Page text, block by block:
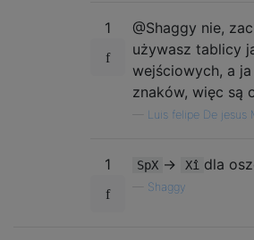
1
@Shaggy nie,
używasz tablicy
wejściowych, a
znaków, więc są
Luis felipe De jesus
1 SpX -> Xî dla
Shaggy